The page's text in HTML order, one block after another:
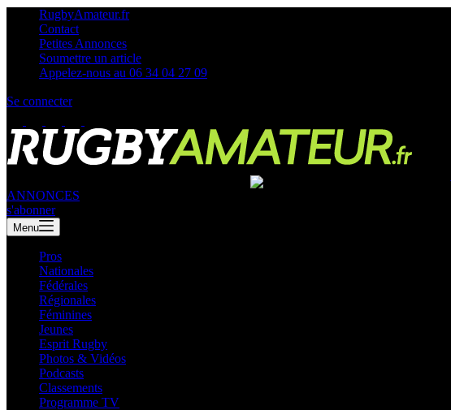
RugbyAmateur.fr
Contact
Petites Annonces
Soumettre un article
Appelez-nous au 06 34 04 27 09
Se connecter
ANNONCES
s'abonner
Menu
Pros
Nationales
Fédérales
Régionales
Féminines
Jeunes
Esprit Rugby
Photos & Vidéos
Podcasts
Classements
Programme TV